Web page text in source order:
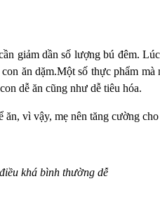
giảm dần số lượng bú đêm.
ăn dặm.Một số thực phẩm
dễ ăn cũng như dễ tiêu hóa.
vì vậy, mẹ nên tăng cường
khá bình thường dễ